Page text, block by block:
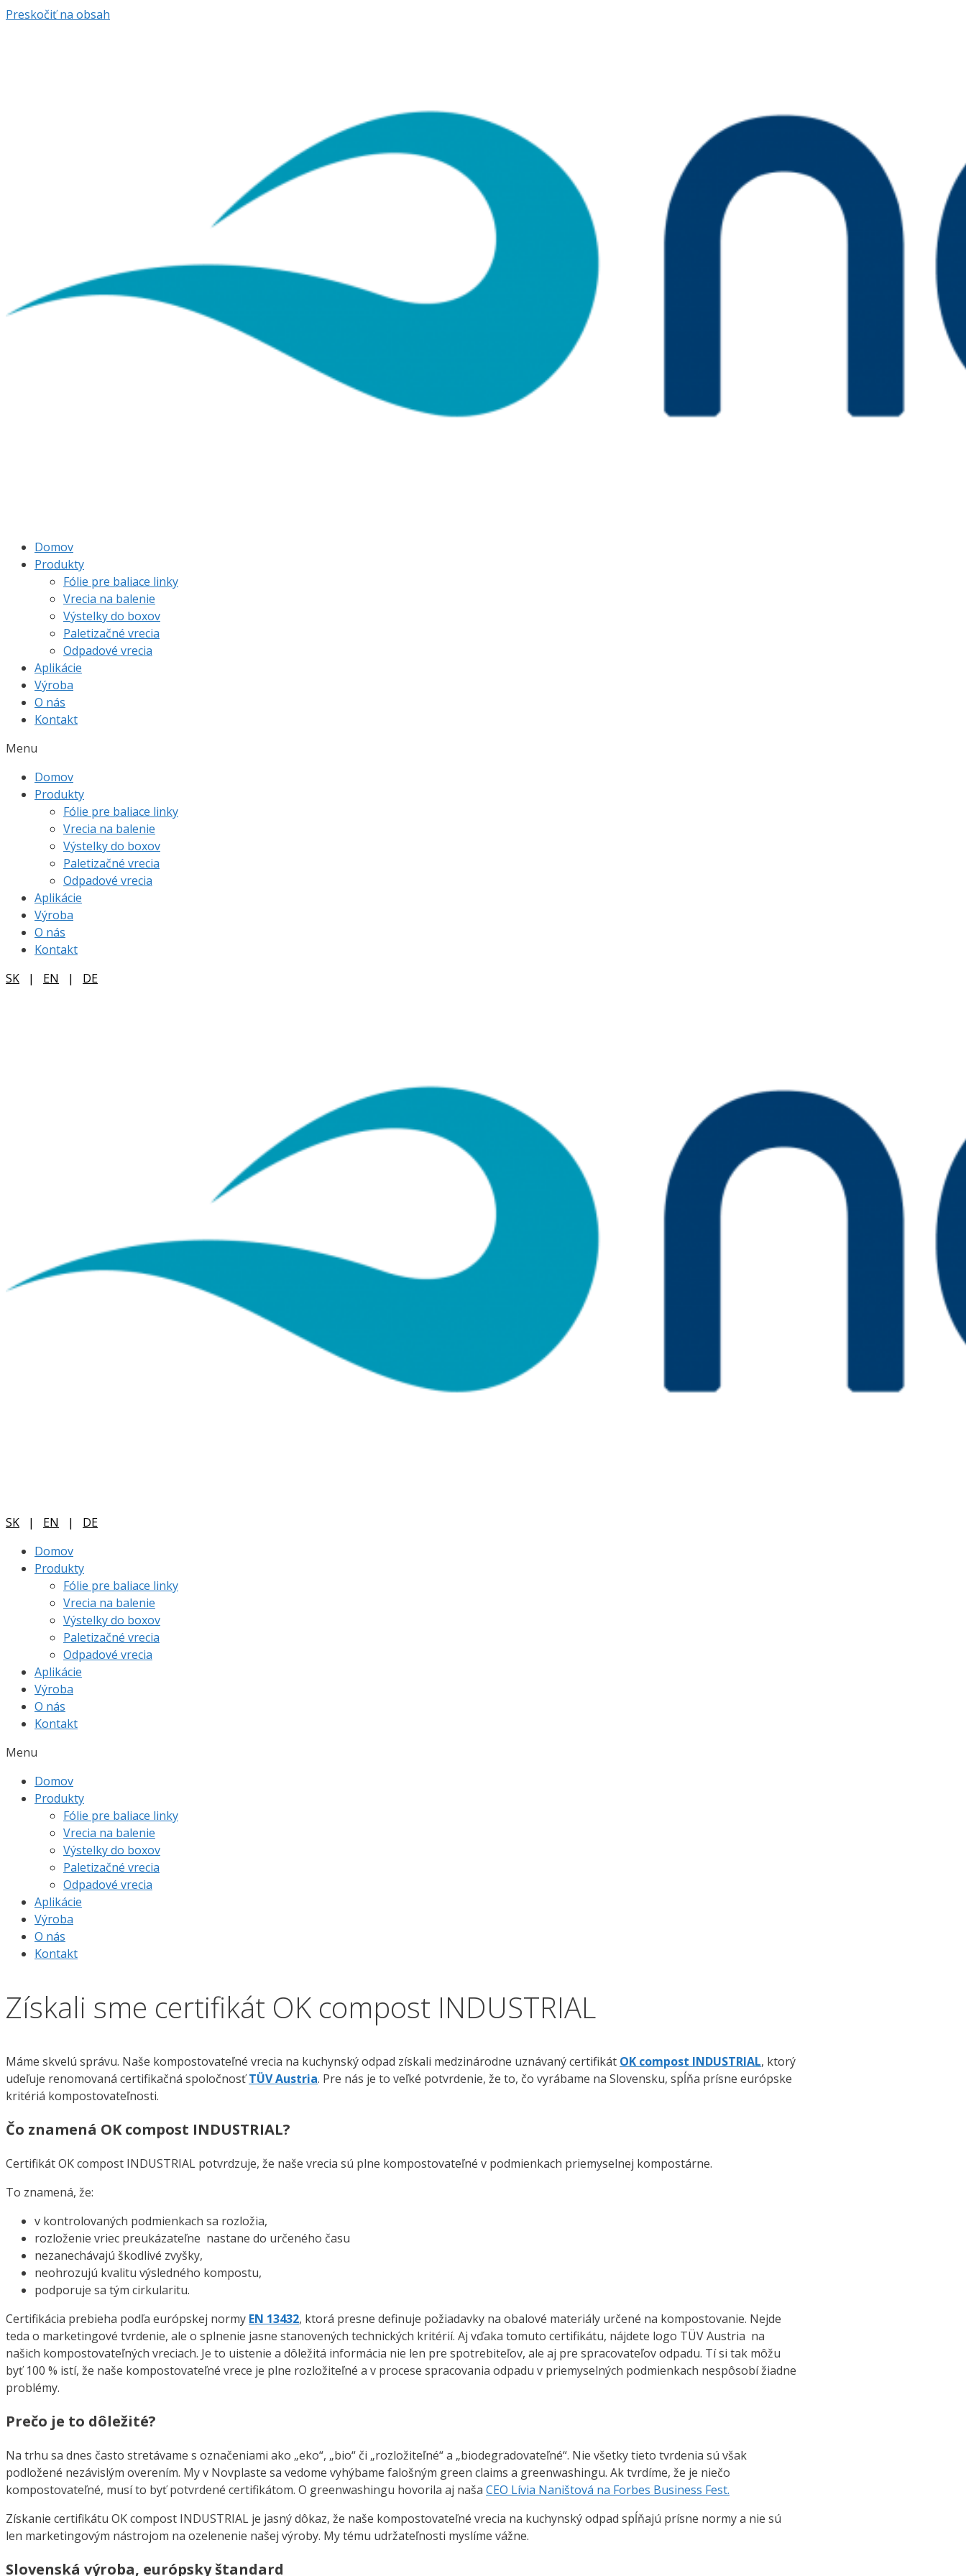
Preskočiť na obsah
Domov
Produkty
Fólie pre baliace linky
Vrecia na balenie
Výstelky do boxov
Paletizačné vrecia
Odpadové vrecia
Aplikácie
Výroba
O nás
Kontakt
Menu
Domov
Produkty
Fólie pre baliace linky
Vrecia na balenie
Výstelky do boxov
Paletizačné vrecia
Odpadové vrecia
Aplikácie
Výroba
O nás
Kontakt
SK | EN | DE
SK | EN | DE
Domov
Produkty
Fólie pre baliace linky
Vrecia na balenie
Výstelky do boxov
Paletizačné vrecia
Odpadové vrecia
Aplikácie
Výroba
O nás
Kontakt
Menu
Domov
Produkty
Fólie pre baliace linky
Vrecia na balenie
Výstelky do boxov
Paletizačné vrecia
Odpadové vrecia
Aplikácie
Výroba
O nás
Kontakt
Získali sme certifikát OK compost INDUSTRIAL
Máme skvelú správu. Naše kompostovateľné vrecia na kuchynský odpad získali medzinárodne uznávaný certifikát OK compost INDUSTRIAL, ktorý
udeľuje renomovaná certifikačná spoločnosťTÜV Austria. Pre nás je to veľké potvrdenie, že to, čo vyrábame na Slovensku, spĺňa prísne európske
kritériá kompostovateľnosti.
Čo znamená OK compost INDUSTRIAL?
Certifikát OK compost INDUSTRIAL potvrdzuje, že naše vrecia sú plne kompostovateľné v podmienkach priemyselnej kompostárne.
To znamená, že:
v kontrolovaných podmienkach sa rozložia,
rozloženie vriec preukázateľne nastane do určeného času
nezanechávajú škodlivé zvyšky,
neohrozujú kvalitu výsledného kompostu,
podporuje sa tým cirkularitu.
Certifikácia prebieha podľa európskej normy EN 13432, ktorá presne definuje požiadavky na obalové materiály určené na kompostovanie. Nejde
teda o marketingové tvrdenie, ale o splnenie jasne stanovených technických kritérií. Aj vďaka tomuto certifikátu, nájdete logo TÜV Austria na
našich kompostovateľných vreciach. Je to uistenie a dôležitá informácia nie len pre spotrebiteľov, ale aj pre spracovateľov odpadu. Tí si tak môžu
byť 100 % istí, že naše kompostovateľné vrece je plne rozložiteľné a v procese spracovania odpadu v priemyselných podmienkach nespôsobí žiadne
problémy.
Prečo je to dôležité?
Na trhu sa dnes často stretávame s označeniami ako „eko“, „bio“ či „rozložiteľné“ a „biodegradovateľné“. Nie všetky tieto tvrdenia sú však
podložené nezávislým overením. My v Novplaste sa vedome vyhýbame falošným green claims a greenwashingu. Ak tvrdíme, že je niečo
kompostovateľné, musí to byť potvrdené certifikátom. O greenwashingu hovorila aj naša CEO Lívia Naništová na Forbes Business Fest.
Získanie certifikátu OK compost INDUSTRIAL je jasný dôkaz, že naše kompostovateľné vrecia na kuchynský odpad spĺňajú prísne normy a nie sú
len marketingovým nástrojom na ozelenenie našej výroby. My tému udržateľnosti myslíme vážne.
Slovenská výroba, európsky štandard